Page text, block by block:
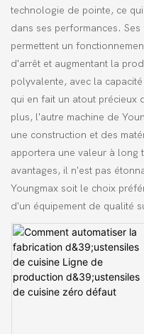
technologie de pointe, ce
dans ses performances.
permettent un
d'arrêt et augmentant la
polyvalente, avec la
qui en fait un atout précieux
plus, l'autre machine de
une construction et des
apportera une valeur à long
avantages, il n'est pas
Youngmax soit le choix
d'un équipement de qualité